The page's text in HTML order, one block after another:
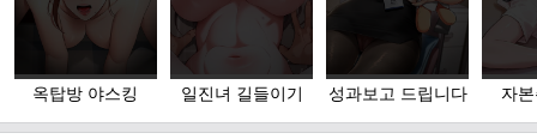
옥탑방 야스킹 일진녀 길들이기 성과보고 드립니다 자